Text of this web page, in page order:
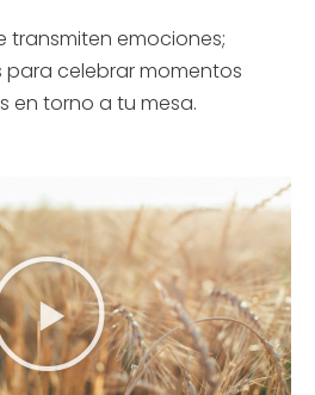
transmiten emociones;
celebrar momentos
en torno a tu mesa.